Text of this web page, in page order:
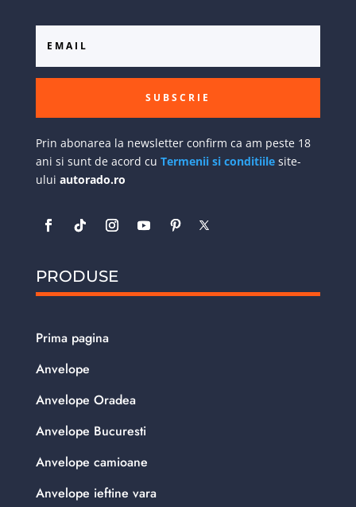
SUBSCRIE
Prin abonarea la newsletter confirm ca am peste 18
ani si sunt de acord cu Termenii si conditiilesite-
ului autorado.ro
PRODUSE
Prima pagina
Anvelope
Anvelope Oradea
Anvelope Bucuresti
Anvelope camioane
Anvelope ieftine vara